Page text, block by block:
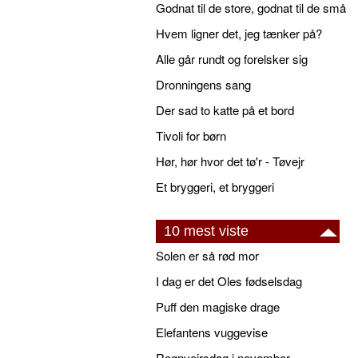
Godnat til de store, godnat til de små
Hvem ligner det, jeg tænker på?
Alle går rundt og forelsker sig
Dronningens sang
Der sad to katte på et bord
Tivoli for børn
Hør, hør hvor det tø'r - Tøvejr
Et bryggeri, et bryggeri
10 mest viste
Solen er så rød mor
I dag er det Oles fødselsdag
Puff den magiske drage
Elefantens vuggevise